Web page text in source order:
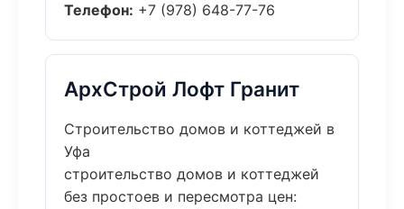
Телефон: +7 (978) 648-77-76
АрхСтрой Лофт Гранит
Строительство домов и коттеджей в
Уфа
строительство домов и коттеджей
без простоев и пересмотра цен: